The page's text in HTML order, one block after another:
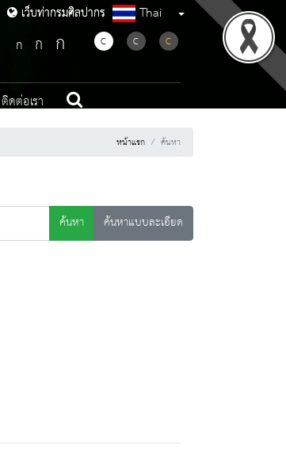
เว็บท่ากรมศิลปากร
เว็บท่ากรมศิลปากร Thai
ก ก ก C C C
ติดต่อเรา
หน้าแรก ค้นหา
ค้นหา
ค้นหาแบบละเอียด